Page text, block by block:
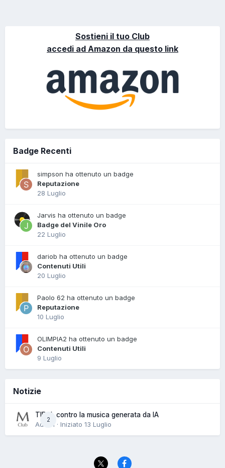
Sostieni il tuo Club
accedi ad Amazon da questo link
Badge Recenti
simpson ha ottenuto un badge
Reputazione
28 Luglio
Jarvis ha ottenuto un badge
Badge del Vinile Oro
22 Luglio
dariob ha ottenuto un badge
Contenuti Utili
20 Luglio
Paolo 62 ha ottenuto un badge
Reputazione
10 Luglio
OLIMPIA2 ha ottenuto un badge
Contenuti Utili
9 Luglio
Notizie
2
TIDAL contro la musica generata da IA
Admin · Iniziato 13 Luglio